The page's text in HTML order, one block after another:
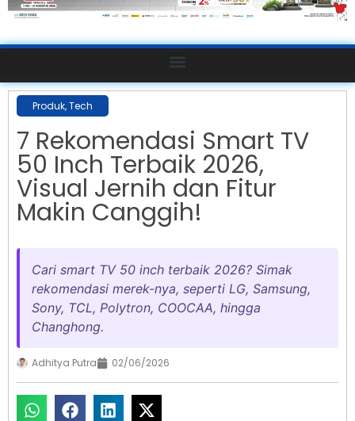
Produk,Tech
7 Rekomendasi Smart TV
50 Inch Terbaik 2026,
Visual Jernih dan Fitur
Makin Canggih!
Cari smart TV 50 inch terbaik 2026? Simak
rekomendasi merek-nya, seperti LG, Samsung,
Sony, TCL, Polytron, COOCAA, hingga
Changhong.
Adhitya Putra 02/06/2026